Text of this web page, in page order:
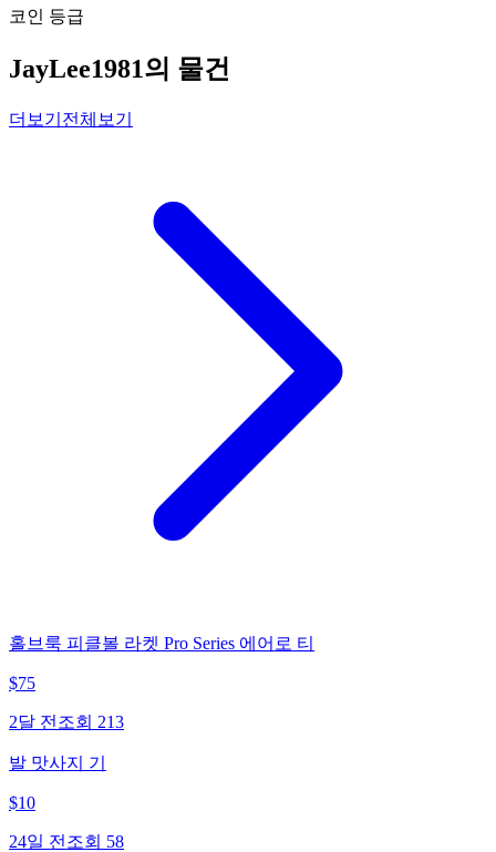
코인 등급
JayLee1981의 물건
더보기 전체보기
홀브룩 피클볼 라켓 Pro Series 에어로 티
$75
2달 전 조회 213
발 맛사지 기
$10
24일 전 조회 58